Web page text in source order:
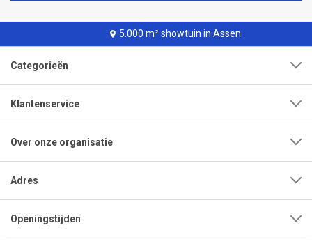
5.000 m² showtuin in Assen
Categorieën
Klantenservice
Over onze organisatie
Adres
Openingstijden